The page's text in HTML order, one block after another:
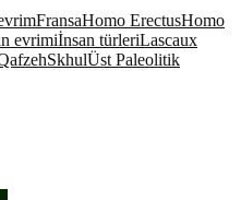
FransaHomo ErectusHomo
evrimiİnsan türleriLascaux
SkhulÜst Paleolitik